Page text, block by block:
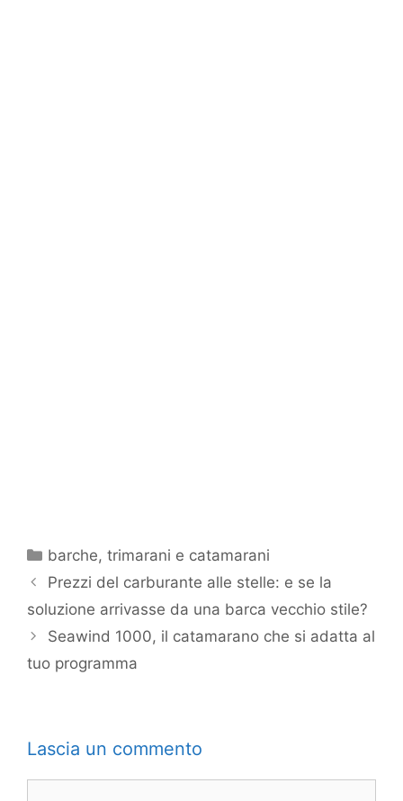
Categorie
barche,trimarani e catamarani
Prezzi del carburante alle stelle: e se la
soluzione arrivasse da una barca vecchio stile?
Seawind 1000, il catamarano che si adatta al
tuo programma
Lascia un commento